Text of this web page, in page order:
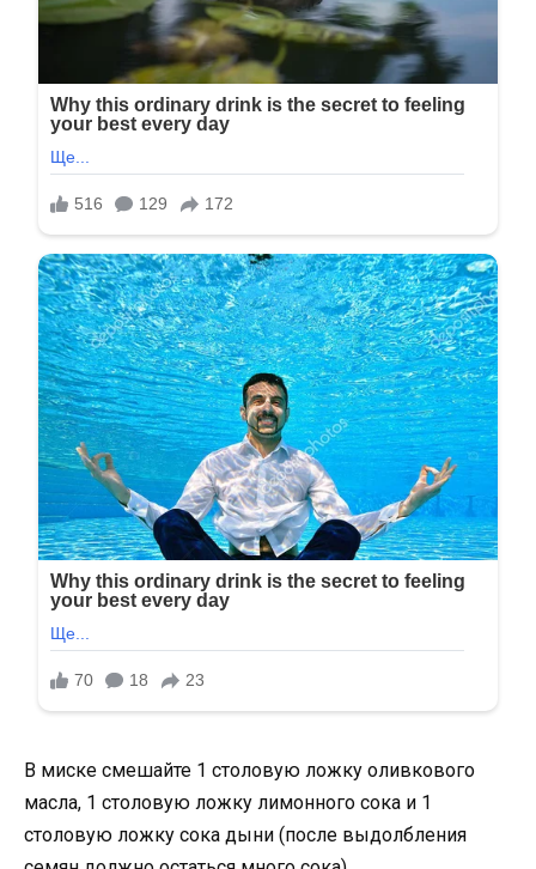
В миске смешайте 1 столовую ложку оливкового
масла, 1 столовую ложку лимонного сока и 1
столовую ложку сока дыни (после выдолбления